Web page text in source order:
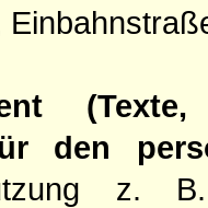
den
z.